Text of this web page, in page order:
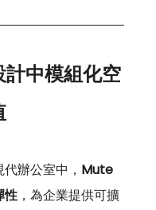
中模組化空
辦公室中， Mute
性，為企業提供可擴